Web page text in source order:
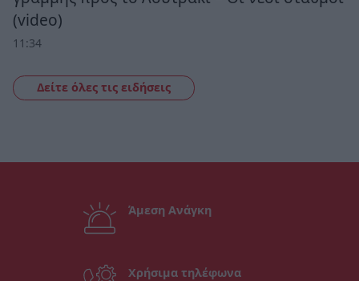
(video)
11:34
Δείτε όλες τις ειδήσεις
Άμεση Ανάγκη
Χρήσιμα τηλέφωνα